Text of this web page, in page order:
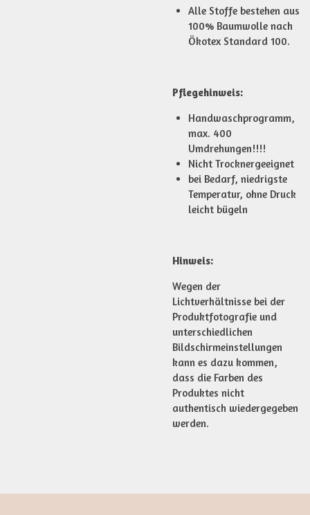
Alle Stoffe bestehen aus
100% Baumwolle nach
Ökotex Standard 100.
Pflegehinweis:
Handwaschprogramm,
max. 400
Umdrehungen!!!!
Nicht Trocknergeeignet
bei Bedarf, niedrigste
Temperatur, ohne Druck
leicht bügeln
Hinweis:
Wegen der
Lichtverhältnisse bei der
Produktfotografie und
unterschiedlichen
Bildschirmeinstellungen
kann es dazu kommen,
dass die Farben des
Produktes nicht
authentisch wiedergegeben
werden.